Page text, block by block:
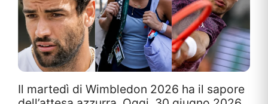
Il martedì di Wimbledon 2026 ha il sapore